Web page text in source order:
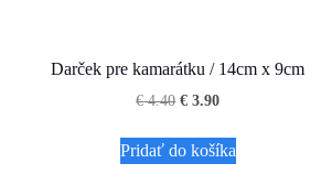
Darček pre kamarátku / 14cm x 9cm
€4.40 Pôvodná
bola:
€ 4.40.
€ 3.90Aktuálna
je:
€ 3.90.
Pridať do košíka